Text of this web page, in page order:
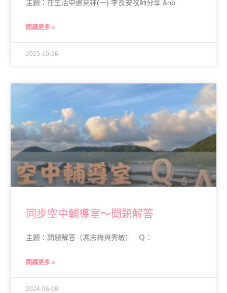
主題：在生活中遇見神(一) 李長安牧師分享 &nb
閱讀更多 »
2025-10-26
同步空中輔導室～問題解答
主題：問題解答（馮志梅與秀敏） Ｑ：
閱讀更多 »
2024-06-09